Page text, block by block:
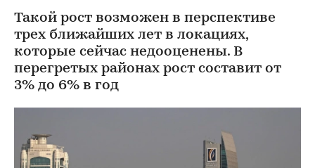
Такой рост возможен в перспективе
трех ближайших лет в локациях,
которые сейчас недооценены. В
перегретых районах рост составит от
3% до 6% в год